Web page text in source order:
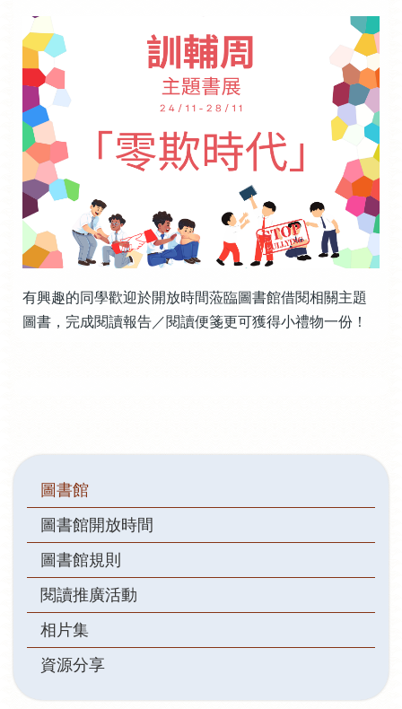
有興趣的同學歡迎於開放時間蒞臨圖書館借閱相關主題
圖書，完成閱讀報告／閱讀便箋更可獲得小禮物一份！
Main
navigation
圖書館
圖書館開放時間
圖書館規則
閱讀推廣活動
相片集
資源分享